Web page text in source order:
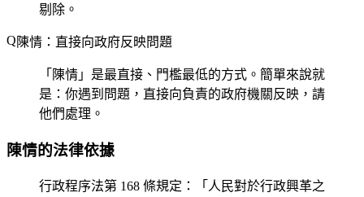
剔除。
陳情：直接向政府反映問題
「陳情」是最直接、門檻最低的方式。簡單來說就
是：你遇到問題，直接向負責的政府機關反映，請
他們處理。
陳情的法律依據
行政程序法第 168 條規定：「人民對於行政興革之